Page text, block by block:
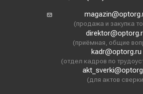
(продажа и закупка
(приёмная, общие
kadr@optorg.ru
(отдел кадров по
(для актов